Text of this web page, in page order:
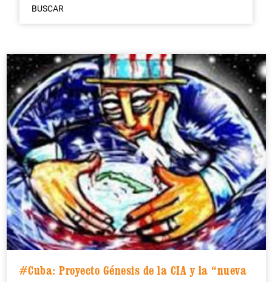
BUSCAR
#Cuba: Proyecto Génesis de la CIA y la “nueva